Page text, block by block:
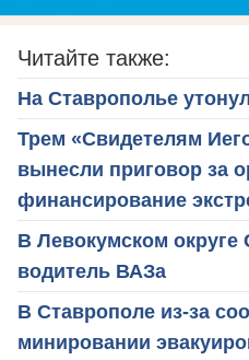
Читайте также:
На Ставрополье
Трем «Свидетелям
вынесли приговор за
финансирование
В Левокумском округе
водитель ВАЗа
В Ставрополе из-за
минировании